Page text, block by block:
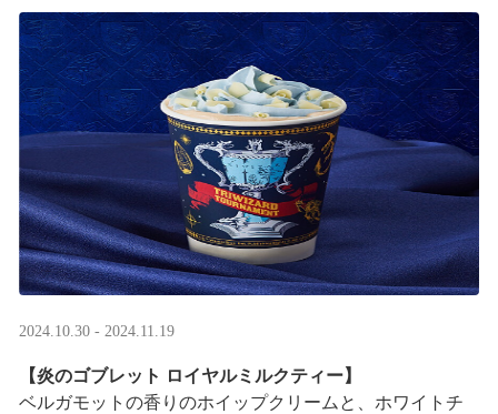
※アルコールは使用しておりません ···
2024.10.30 - 2024.11.19
【炎のゴブレット ロイヤルミルクティー】
ベルガモットの香りのホイップクリームと、ホワイトチ